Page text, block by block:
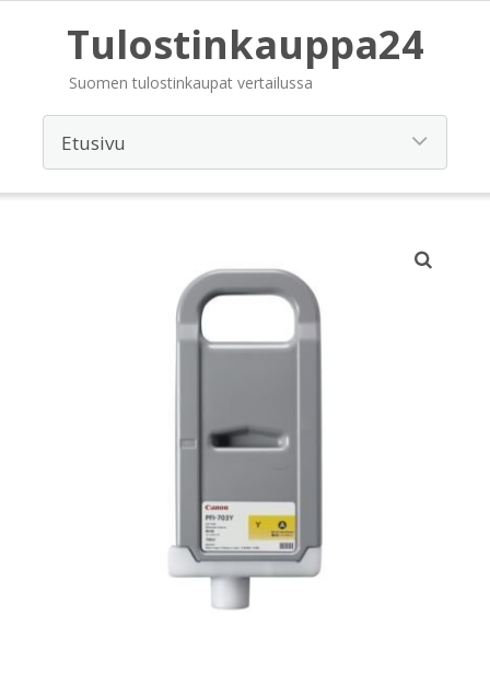
Tulostinkauppa24
Suomen tulostinkaupat vertailussa